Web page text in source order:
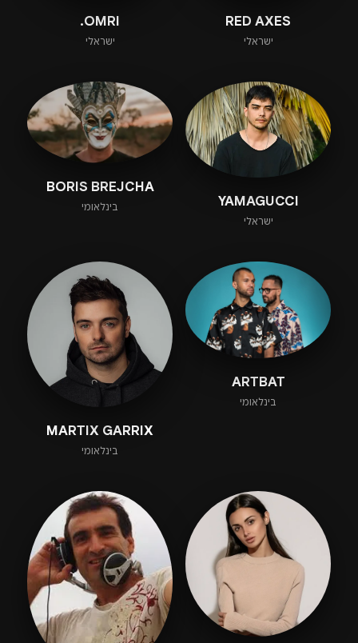
RED AXES
ישראלי
OMRI.
ישראלי
YAMAGUCCI
ישראלי
BORIS BREJCHA
בינלאומי
ARTBAT
בינלאומי
MARTIX GARRIX
בינלאומי